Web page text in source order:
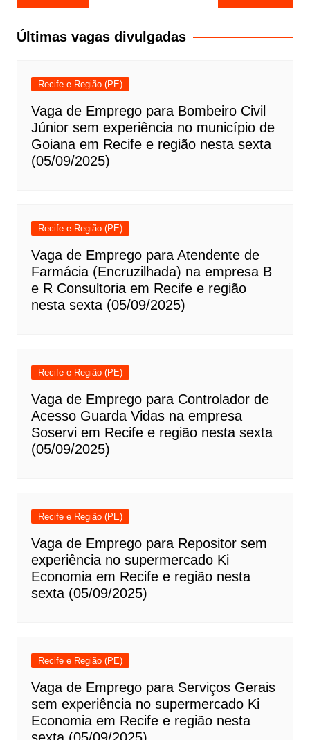
de
Post
Últimas vagas divulgadas
Recife e Região (PE)
Vaga de Emprego para Bombeiro Civil
Júnior sem experiência no município de
Goiana em Recife e região nesta sexta
(05/09/2025)
Recife e Região (PE)
Vaga de Emprego para Atendente de
Farmácia (Encruzilhada) na empresa B
e R Consultoria em Recife e região
nesta sexta (05/09/2025)
Recife e Região (PE)
Vaga de Emprego para Controlador de
Acesso Guarda Vidas na empresa
Soservi em Recife e região nesta sexta
(05/09/2025)
Recife e Região (PE)
Vaga de Emprego para Repositor sem
experiência no supermercado Ki
Economia em Recife e região nesta
sexta (05/09/2025)
Recife e Região (PE)
Vaga de Emprego para Serviços Gerais
sem experiência no supermercado Ki
Economia em Recife e região nesta